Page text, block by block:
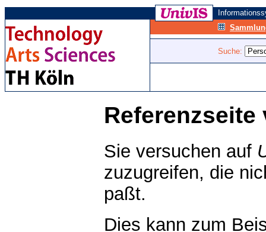
Suche:
Referenzseite
Sie versuchen auf
zuzugreifen, die
paßt.
Dies kann zum